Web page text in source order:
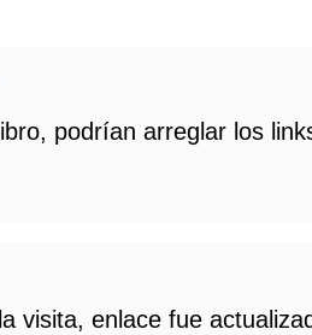
podrían arreglar los
visita, enlace fue